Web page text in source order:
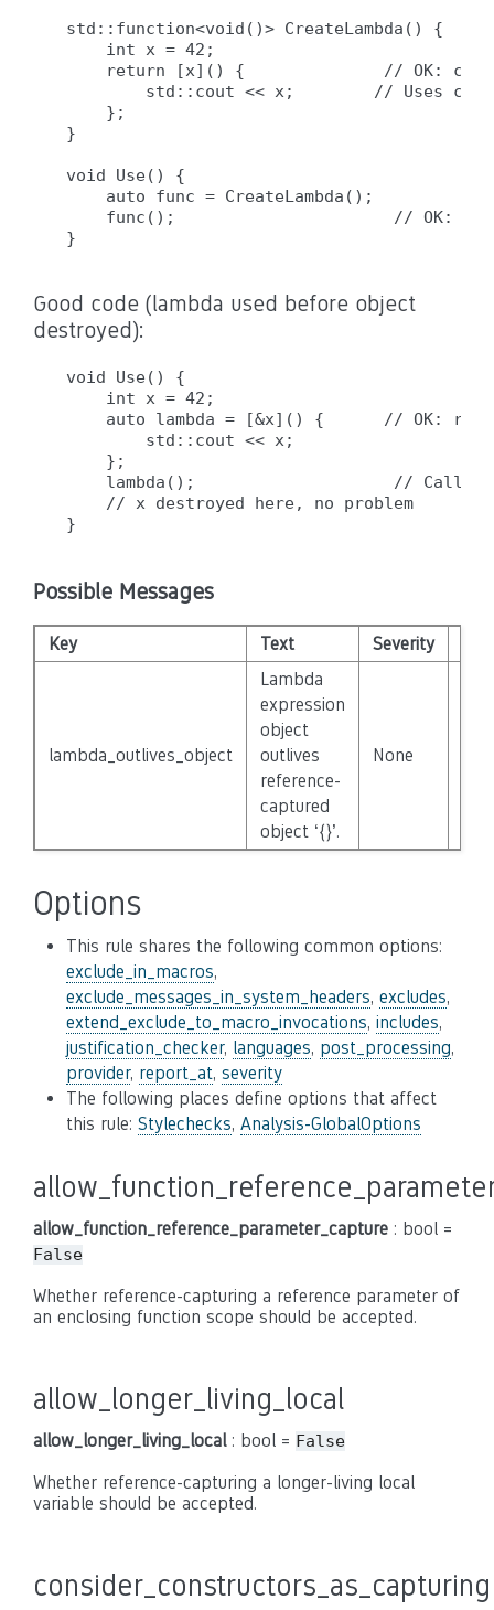
std::function<void()> CreateLambda() {
    int x = 42;
return [x]() {              // OK:
std::cout << x;        // Uses
    };
}
void Use() {
    auto func = CreateLambda();
func();                      // OK: x
Good code (lambda used before object
destroyed):
void Use() {
    int x = 42;
auto lambda = [&x]() {      // OK:
        std::cout << x;
    };
lambda();                    // Called
    // x destroyed here, no problem
Possible Messages
Key Text Severity
lambda_outlives_object
Lambda
expression
object
outlives
reference-
captured
object ‘{}’.
None
Options
This rule shares the following common options:
exclude_in_macros,
exclude_messages_in_system_headers, excludes,
extend_exclude_to_macro_invocations, includes,
justification_checker, languages, post_processing,
provider, report_at, severity
The following places define options that affect
this rule: Stylechecks, Analysis-GlobalOptions
allow_function_reference_parameter_capture : bool =
False
Whether reference-capturing a reference parameter of
an enclosing function scope should be accepted.
allow_longer_living_local
allow_longer_living_local: bool = False
Whether reference-capturing a longer-living local
variable should be accepted.
consider_constructors_as_capturing